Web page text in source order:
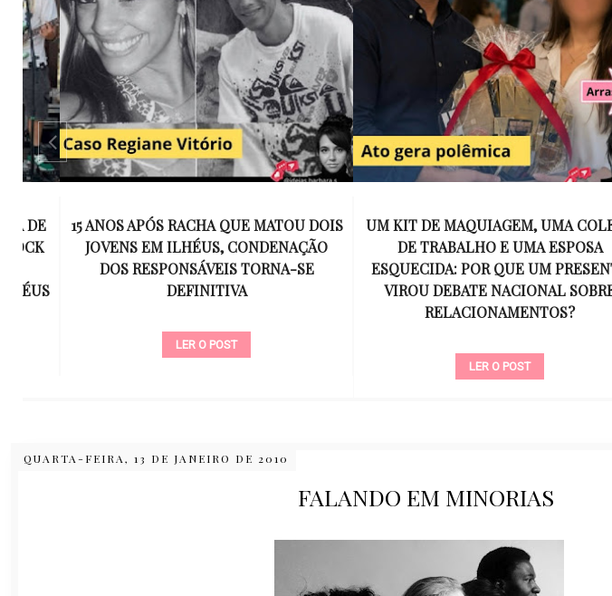
15 ANOS APÓS RACHA QUE MATOU DOIS
JOVENS EM ILHÉUS, CONDENAÇÃO
DOS RESPONSÁVEIS TORNA-SE
DEFINITIVA
LER O POST
UM KIT DE MAQUIAGEM, UMA COLEGA
DE TRABALHO E UMA ESPOSA
ESQUECIDA: POR QUE UM PRESENTE
VIROU DEBATE NACIONAL SOBRE
RELACIONAMENTOS?
LER O POST
QUARTA-FEIRA, 13 DE JANEIRO DE 2010
FALANDO EM MINORIAS